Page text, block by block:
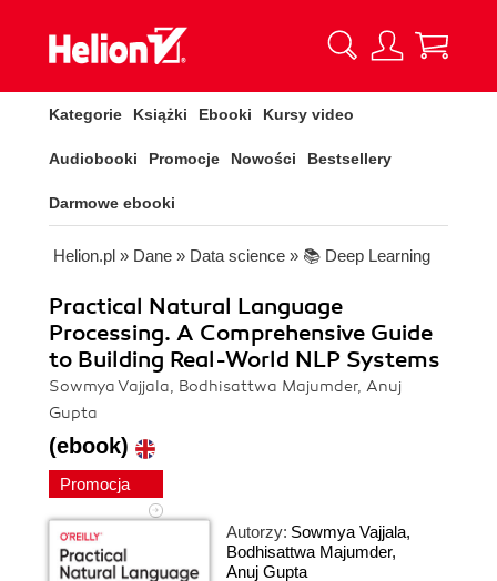
Kategorie Książki Ebooki Kursy video
Audiobooki Promocje Nowości Bestsellery
Darmowe ebooki
Helion.pl » Dane » Data science » 📚 Deep Learning
Practical Natural Language
Processing. A Comprehensive Guide
to Building Real-World NLP Systems
Sowmya Vajjala, Bodhisattwa Majumder, Anuj
Gupta
(ebook)
Promocja
Autorzy: Sowmya Vajjala,
Bodhisattwa Majumder,
Anuj Gupta